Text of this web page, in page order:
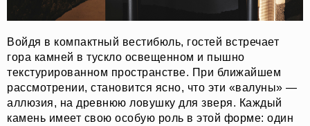
Войдя в компактный вестибюль, гостей встречает
гора камней в тускло освещенном и пышно
текстурированном пространстве. При ближайшем
рассмотрении, становится ясно, что эти «валуны» —
аллюзия, на древнюю ловушку для зверя. Каждый
камень имеет свою особую роль в этой форме: один